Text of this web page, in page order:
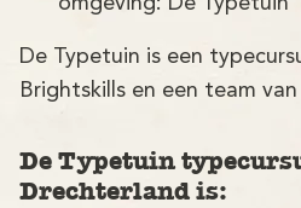
De Typetuin is een
Brightskills en een team
De Typetuin
Drechterland is: